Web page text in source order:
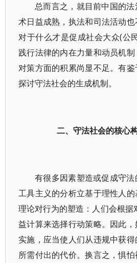
总而言之，就目前中国的
术日益成熟，执法和司法活动
对于什么才是促成社会大众(公
践行法律的内在力量和动员机
对策方面的积累尚显不足。有
探讨守法社会的生成机制。
二、守法社会的核心
有很多因素塑造或促成守法
工具主义的分析立基于理性人
理论对行为的塑造：人们会根据
益计算来选择行动策略。因此
实施，应当使人们从违规中获
所需付出的代价。换言之，惧